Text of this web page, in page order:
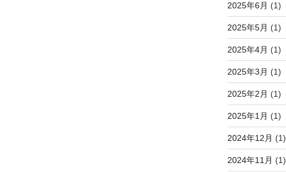
2025年6月 (1)
2025年5月 (1)
2025年4月 (1)
2025年3月 (1)
2025年2月 (1)
2025年1月 (1)
2024年12月 (1)
2024年11月 (1)